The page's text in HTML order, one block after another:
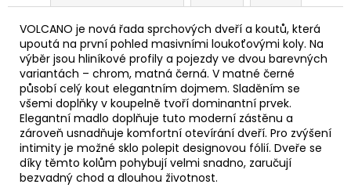
VOLCANO je nová řada sprchových dveří a koutů, která
upoutá na první pohled masivními loukoťovými koly. Na
výběr jsou hliníkové profily a pojezdy ve dvou barevných
variantách – chrom, matná černá. V matné černé
působí celý kout elegantním dojmem. Sladěním se
všemi doplňky v koupelně tvoří dominantní prvek.
Elegantní madlo doplňuje tuto moderní zástěnu a
zároveň usnadňuje komfortní otevírání dveří. Pro zvýšení
intimity je možné sklo polepit designovou fólií. Dveře se
díky těmto kolům pohybují velmi snadno, zaručují
bezvadný chod a dlouhou životnost.